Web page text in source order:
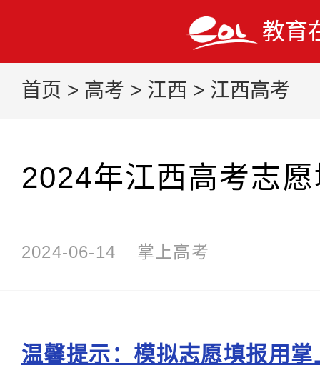
教育
首页 > 高考 > 江西 > 江西高考
2024年江西高考志
2024-06-14 掌上高考
温馨提示：模拟志愿填报用